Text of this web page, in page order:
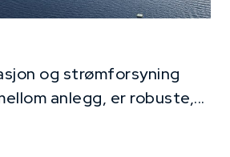
og strømforsyning
anlegg, er robuste,...